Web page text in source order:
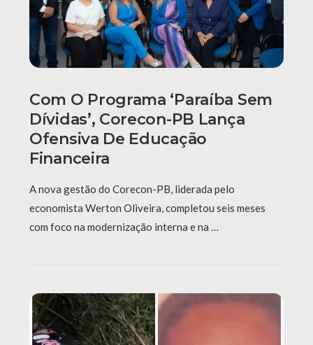
Com O Programa ‘Paraíba Sem
Dívidas’, Corecon-PB Lança
Ofensiva De Educação
Financeira
A nova gestão do Corecon-PB, liderada pelo
economista Werton Oliveira, completou seis meses
com foco na modernização interna e na …